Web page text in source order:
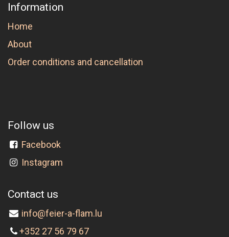
Information
Home
About
Order conditions and cancellation
Follow us
Facebook
Instagram
Contact us
info@feier-a-flam.lu
+352 27 56 79 67